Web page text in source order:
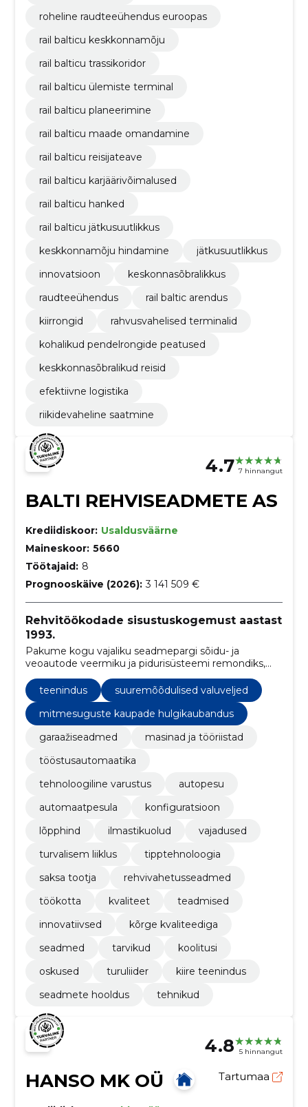
roheline raudteeühendus euroopas
rail balticu keskkonnamõju
rail balticu trassikoridor
rail balticu ülemiste terminal
rail balticu planeerimine
rail balticu maade omandamine
rail balticu reisijateave
rail balticu karjäärivõimalused
rail balticu hanked
rail balticu jätkusuutlikkus
keskkonnamõju hindamine
jätkusuutlikkus
innovatsioon
keskonnasõbralikkus
raudteeühendus
rail baltic arendus
kiirrongid
rahvusvahelised terminalid
kohalikud pendelrongide peatused
keskkonnasõbralikud reisid
efektiivne logistika
riikidevaheline saatmine
4.7 7 hinnangut
BALTI REHVISEADMETE AS
Krediidiskoor: Usaldusväärne
Maineskoor: 5660
Töötajaid: 8
Prognooskäive (2026): 3 141 509 €
Rehvitöökodade sisustuskogemust aastast
1993.
Pakume kogu vajaliku seadmepargi sõidu- ja
veoautode veermiku ja pidurisüsteemi remondiks,
rehvitöödeks ning kliimaseadmete ja tulede
hooldamiseks.
teenindus
suuremõõdulised valuveljed
mitmesuguste kaupade hulgikaubandus
garaažiseadmed
masinad ja tööriistad
tööstusautomaatika
tehnoloogiline varustus
autopesu
automaatpesula
konfiguratsioon
lõpphind
ilmastikuolud
vajadused
turvalisem liiklus
tipptehnoloogia
saksa tootja
rehvivahetusseadmed
töökotta
kvaliteet
teadmised
innovatiivsed
kõrge kvaliteediga
seadmed
tarvikud
koolitusi
oskused
turuliider
kiire teenindus
seadmete hooldus
tehnikud
4.8 5 hinnangut
HANSO MK OÜ Tartumaa